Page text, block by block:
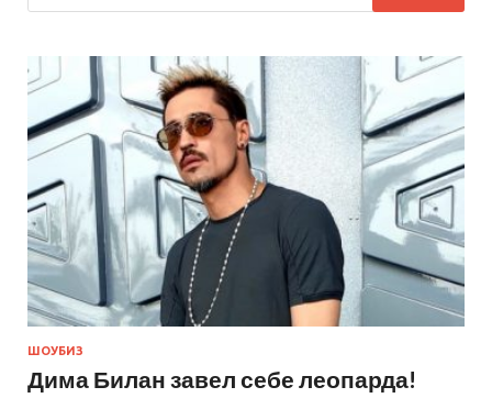
ШОУБИЗ
Дима Билан завел себе леопарда!